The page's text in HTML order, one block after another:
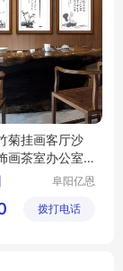
菊挂画客厅沙
画茶室办公室
阜阳亿恩
有限公司
拨打电话